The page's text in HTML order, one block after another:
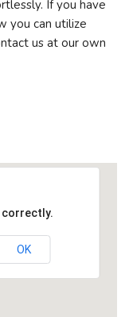
If you have
you can utilize
us at our own
correctly.
OK